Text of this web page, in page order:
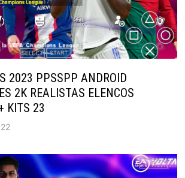
2023 PPSSPP ANDROID
2K REALISTAS ELENCOS
KITS 23